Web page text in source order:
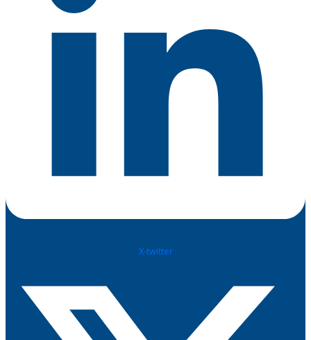
X-twitter